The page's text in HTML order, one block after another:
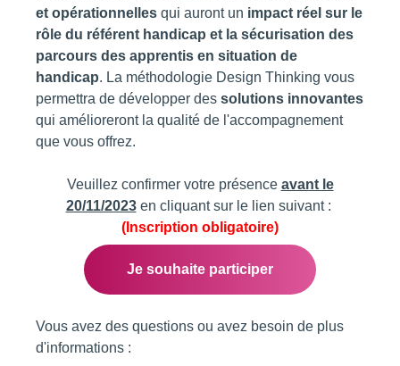
et opérationnelles qui auront un impact réel sur le
rôle du référent handicap et la sécurisation des
parcours des apprentis en situation de
handicap. La méthodologie Design Thinking vous
permettra de développer des solutions innovantes
qui amélioreront la qualité de l'accompagnement
que vous offrez.
Veuillez confirmer votre présence avant le
20/11/2023en cliquant sur le lien suivant :
(Inscription obligatoire)
Je souhaite participer
Vous avez des questions ou avez besoin de plus
d'informations :